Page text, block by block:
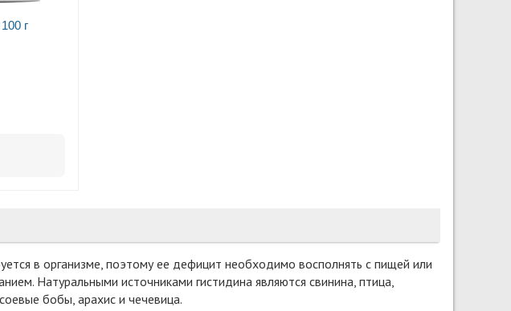
г
в организме, поэтому ее дефицит необходимо восполнять c пищей или
Натуральными источниками гистидина являются свинина, птица,
бобы, арахис и чечевица.